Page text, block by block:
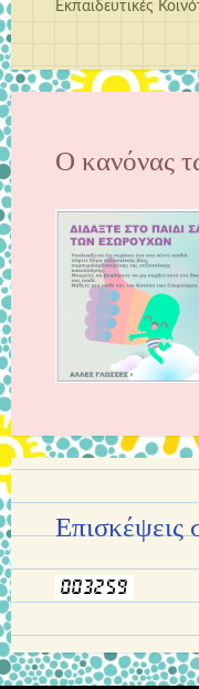
Εκπαιδευτικές
Ο κανόνας
Επισκέψεις